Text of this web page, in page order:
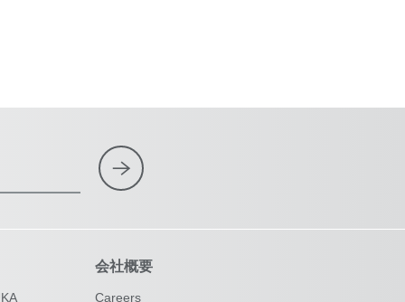
会社概要
Careers